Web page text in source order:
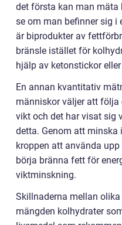
det första kan man mäta
se om man befinner sig i
är biprodukter av
bränsle istället för
hjälp av ketonstickor
En annan kvantitativ
människor väljer att följa
vikt och det har visat sig
detta. Genom att
kroppen att använda
börja bränna fett för
viktminskning.
Skillnaderna mellan
mängden kolhydrater